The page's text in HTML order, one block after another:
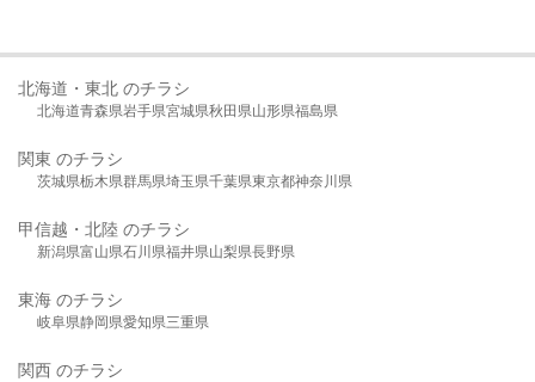
北海道・東北 のチラシ
北海道青森県岩手県宮城県秋田県山形県福島県
関東 のチラシ
茨城県栃木県群馬県埼玉県千葉県東京都神奈川県
甲信越・北陸 のチラシ
新潟県富山県石川県福井県山梨県長野県
東海 のチラシ
岐阜県静岡県愛知県三重県
関西 のチラシ